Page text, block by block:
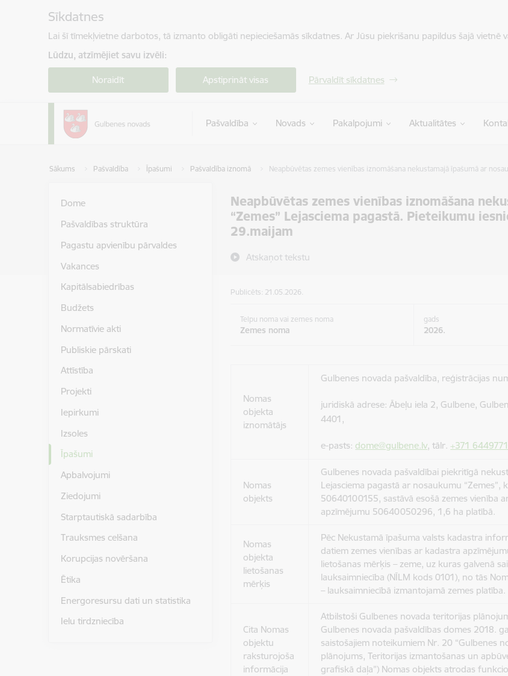
Sīkdatnes
Lai šī tīmekļvietne darbotos, tā izmanto obligāti nepieciešamās sīkdatnes. Ar Jūsu piekrišanu papildus šajā
Lūdzu, atzīmējiet savu izvēli:
Noraidīt Apstiprināt visas Pārvaldīt sīkdatnes
Pašvaldība Novads Pakalpojumi Aktualitātes
Sākums Pašvaldība Īpašumi Pašvaldība iznomā Neapbūvētas zemes vienības iznomāšana nekustamajā īpašumā ar
Neapbūvētas zemes vienības iznomāšana
“Zemes” Lejasciema pagastā. Pieteikumu
29.maijam
Atskaņot tekstu
Dome
Pašvaldības struktūra
Pagastu apvienību pārvaldes
Vakances
Kapitālsabiedrības
Budžets
Normatīvie akti
Publiskie pārskati
Attīstība
Projekti
Iepirkumi
Izsoles
Īpašumi
Apbalvojumi
Ziedojumi
Starptautiskā sadarbība
Trauksmes celšana
Korupcijas novēršana
Ētika
Energoresursu dati un statistika
Ielu tirdzniecība
Publicēts: 21.05.2026.
Telpu noma vai zemes noma
Zemes noma
gads
2026.
Nomas
objekta
iznomātājs
Gulbenes novada pašvaldība, reģistrācijas
juridiskā adrese: Ābeļu iela 2, Gulbene,
4401,
e-pasts: dome@gulbene.lv, tālr.+371
Nomas
objekts
Gulbenes novada pašvaldībai piekritīgā
Lejasciema pagastā ar nosaukumu “Zemes”,
50640100155, sastāvā esošā zemes vienība
apzīmējumu 50640050296, 1,6 ha platībā.
Nomas
objekta
lietošanas
mērķis
Pēc Nekustamā īpašuma valsts kadastra
datiem zemes vienības ar kadastra
lietošanas mērķis – zeme, uz kuras galvenā
lauksaimniecība (NĪLM kods 0101), no tās
– lauksaimniecībā izmantojamā zemes platība.
Cita Nomas
objektu
raksturojoša
informācija
Atbilstoši Gulbenes novada teritorijas
Gulbenes novada pašvaldības domes 2018.
saistošajiem noteikumiem Nr. 20 “Gulbenes
plānojums, Teritorijas izmantošanas un
grafiskā daļa”) Nomas objekts atrodas